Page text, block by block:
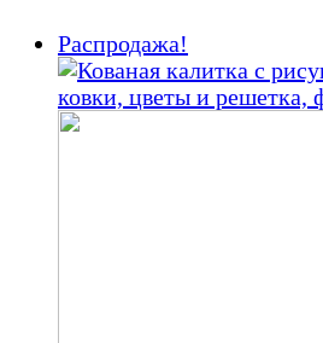
Распродажа!